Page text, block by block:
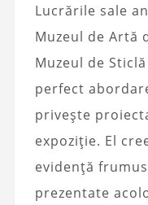
Lucrările sale
Muzeul de Artă
Muzeul de
perfect
privește
expoziție. El
evidență
prezentate